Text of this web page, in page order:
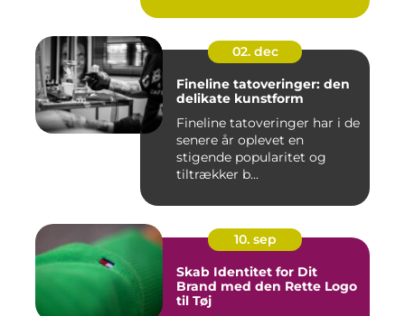
02. dec
Fineline tatoveringer: den
delikate kunstform
Fineline tatoveringer har i de
senere år oplevet en
stigende popularitet og
tiltrækker b...
10. sep
Skab Identitet for Dit
Brand med den Rette Logo
til Tøj